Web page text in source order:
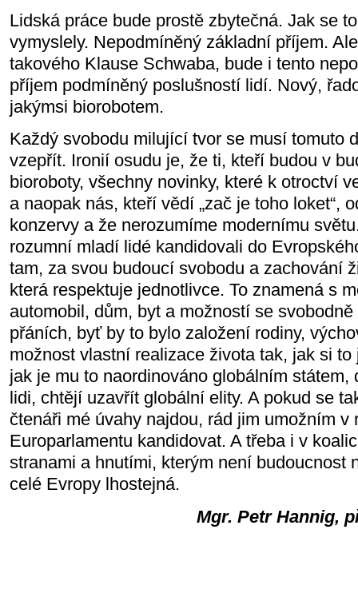
Lidská práce bude prostě zbytečná. Jak se
vymyslely. Nepodmíněný základní příjem.
takového Klause Schwaba, bude i tento
příjem podmíněný poslušností lidí. Nový,
jakýmsi biorobotem.
Každý svobodu milující tvor se musí tomuto
vzepřít. Ironií osudu je, že ti, kteří budou v
bioroboty, všechny novinky, které k otroctví
a naopak nás, kteří vědí „zač je toho loket“,
konzervy a že nerozumíme modernímu
rozumní mladí lidé kandidovali do
tam, za svou budoucí svobodu a zachování
která respektuje jednotlivce. To znamená s
automobil, dům, byt a možností se
přáních, byť by to bylo založení rodiny,
možnost vlastní realizace života tak, jak si
jak je mu to naordinováno globálním státem,
lidi, chtějí uzavřít globální elity. A pokud se
čtenáři mé úvahy najdou, rád jim umožním v
Europarlamentu kandidovat. A třeba i v
stranami a hnutími, kterým není budoucnost
celé Evropy lhostejná.
Mgr. Petr Hannig,